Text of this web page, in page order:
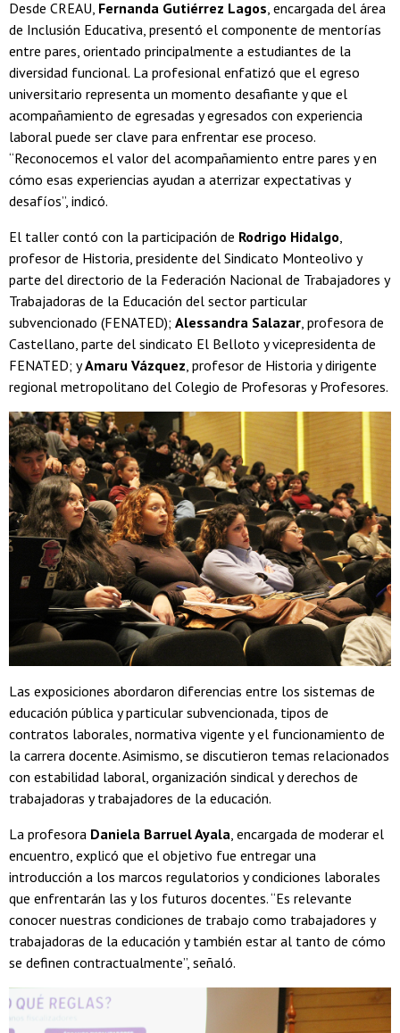
Desde CREAU, Fernanda Gutiérrez Lagos , encargada del área
de Inclusión Educativa, presentó el componente de mentorías
entre pares, orientado principalmente a estudiantes de la
diversidad funcional. La profesional enfatizó que el egreso
universitario representa un momento desafiante y que el
acompañamiento de egresadas y egresados con experiencia
laboral puede ser clave para enfrentar ese proceso.
“Reconocemos el valor del acompañamiento entre pares y en
cómo esas experiencias ayudan a aterrizar expectativas y
desafíos”, indicó.
El taller contó con la participación de Rodrigo Hidalgo
profesor de Historia, presidente del Sindicato Monteolivo y
parte del directorio de la Federación Nacional de Trabajadores y
Trabajadoras de la Educación del sector particular
subvencionado (FENATED); Alessandra Salazar , profesora de
Castellano, parte del sindicato El Belloto y vicepresidenta de
FENATED; yAmaru Vázquez , profesor de Historia y dirigente
regional metropolitano del Colegio de Profesoras y Profesores.
Las exposiciones abordaron diferencias entre los sistemas de
educación pública y particular subvencionada, tipos de
contratos laborales, normativa vigente y el funcionamiento de
la carrera docente. Asimismo, se discutieron temas relacionados
con estabilidad laboral, organización sindical y derechos de
trabajadoras y trabajadores de la educación.
La profesora Daniela Barruel Ayala , encargada de moderar el
encuentro, explicó que el objetivo fue entregar una
introducción a los marcos regulatorios y condiciones laborales
que enfrentarán las y los futuros docentes. “Es relevante
conocer nuestras condiciones de trabajo como trabajadores y
trabajadoras de la educación y también estar al tanto de cómo
se definen contractualmente”, señaló.